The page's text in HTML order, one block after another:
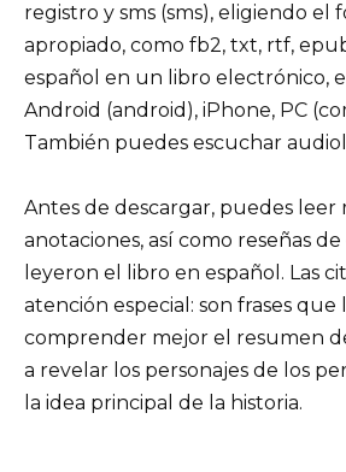
registro y sms (sms), eligiendo el
apropiado, como fb2, txt, rtf,
español en un libro electrónico,
Android (android), iPhone, PC
También puedes escuchar
Antes de descargar, puedes leer
anotaciones, así como reseñas
leyeron el libro en español. Las
atención especial: son frases que
comprender mejor el resumen
a revelar los personajes de los
la idea principal de la historia.